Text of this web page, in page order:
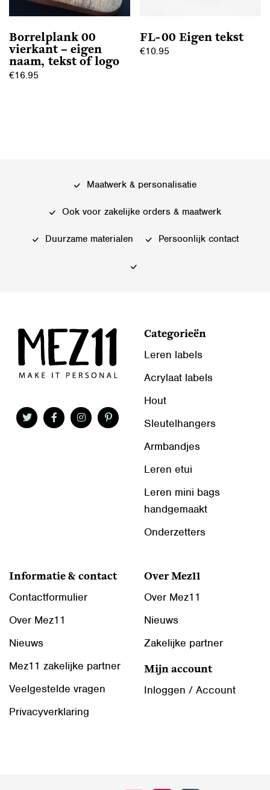
Borrelplank 00
vierkant – eigen
naam, tekst of logo
€16.95
FL-00 Eigen tekst
€10.95
Maatwerk & personalisatie
Ook voor zakelijke orders & maatwerk
Duurzame materialen Persoonlijk contact
Categorieën
Leren labels
Acrylaat labels
Hout
Sleutelhangers
Armbandjes
Leren etui
Leren mini bags
handgemaakt
Onderzetters
Informatie & contact
Contactformulier
Over Mez11
Nieuws
Mez11 zakelijke partner
Veelgestelde vragen
Privacyverklaring
Over Mez11
Over Mez11
Nieuws
Zakelijke partner
Mijn account
Inloggen / Account